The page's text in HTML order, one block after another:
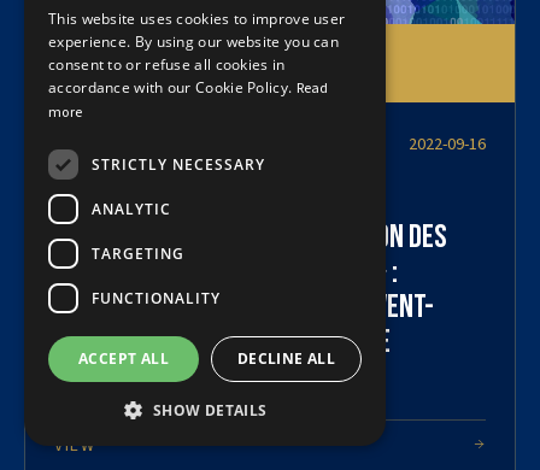
Column-Law 25 Compliance
Me Jean-François Latreille, CD, LL.M. 2022-09-16
Loi 25 et nomination d’un
« Responsable de la protection des
renseignements personnels » :
comment les entreprises doivent-
elles assumer cette nouvelle
obligation?
VIEW
ENGLISH
This website uses cookies to improve user
experience. By using our website you can
consent to or refuse all cookies in
accordance with our Cookie Policy. Read
more
STRICTLY NECESSARY
ANALYTIC
TARGETING
FUNCTIONALITY
ACCEPT ALL DECLINE ALL
SHOW DETAILS